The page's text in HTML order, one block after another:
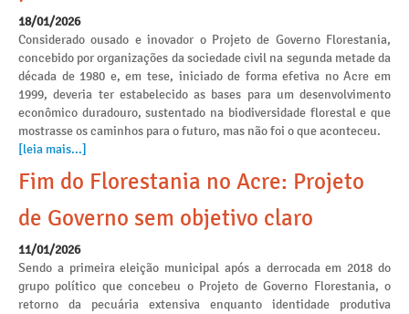
18/01/2026
Considerado ousado e inovador o Projeto de Governo Florestania,
concebido por organizações da sociedade civil na segunda metade da
década de 1980 e, em tese, iniciado de forma efetiva no Acre em
1999, deveria ter estabelecido as bases para um desenvolvimento
econômico duradouro, sustentado na biodiversidade florestal e que
mostrasse os caminhos para o futuro, mas não foi o que aconteceu.
[leia mais...]
Fim do Florestania no Acre: Projeto
de Governo sem objetivo claro
11/01/2026
Sendo a primeira eleição municipal após a derrocada em 2018 do
grupo político que concebeu o Projeto de Governo Florestania, o
retorno da pecuária extensiva enquanto identidade produtiva